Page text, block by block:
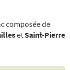
composée de
etSaint-Pierre